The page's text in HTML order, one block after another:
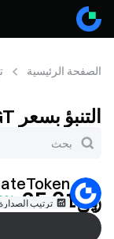
الصفحة الرئيسية
التنبؤ بسعر GateToken (GT)
ترتيب الصدارة: ﷼‎25.31 +0.59%